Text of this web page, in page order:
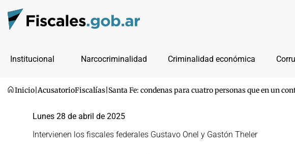
Institucional Narcocriminalidad Criminalidad económica
Inicio AcusatorioFiscalías Santa Fe: condenas para cuatro personas que en un
Lunes 28 de abril de 2025
Intervienen los fiscales federales Gustavo Onel y Gastón Theler